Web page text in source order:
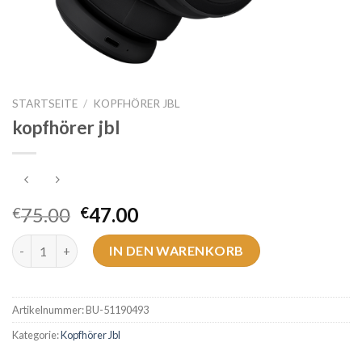
STARTSEITE / KOPFHÖRER JBL
kopfhörer jbl
€75.00 €47.00
kopfhörer jbl MengeIN DEN WARENKORB
Artikelnummer:BU-51190493
Kategorie:Kopfhörer Jbl